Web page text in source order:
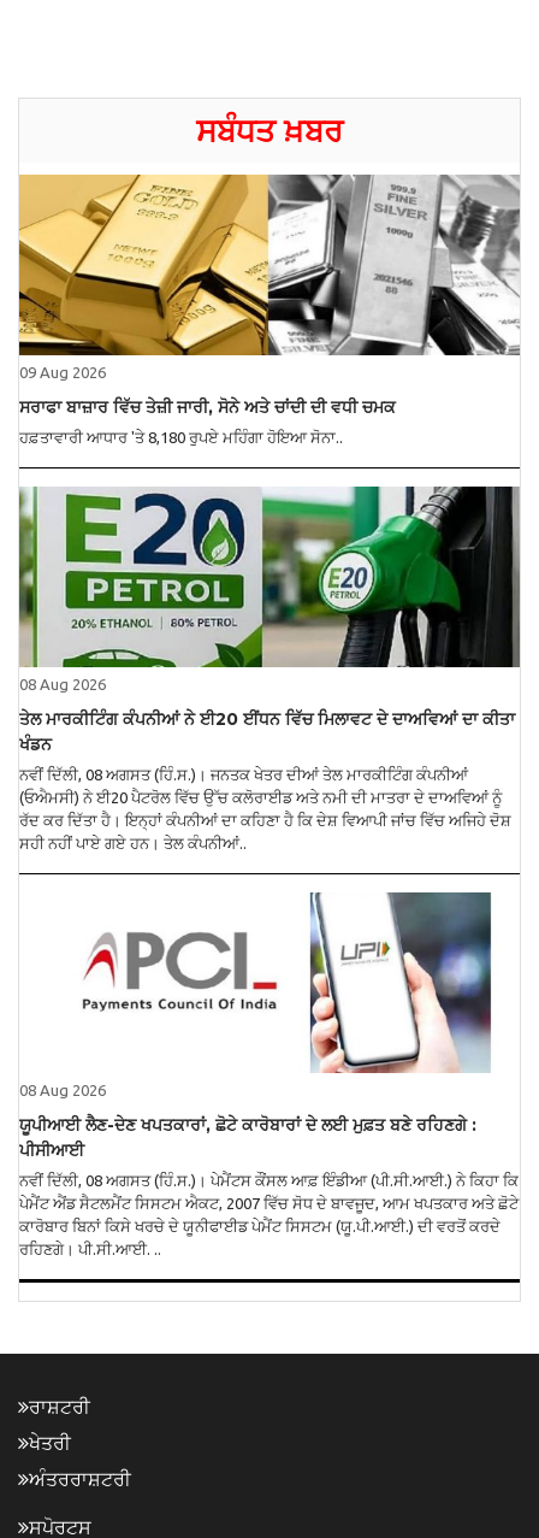
ਸਬੰਧਤ ਖ਼ਬਰ
09 Aug 2026
ਸਰਾਫਾ ਬਾਜ਼ਾਰ ਵਿੱਚ ਤੇਜ਼ੀ ਜਾਰੀ, ਸੋਨੇ ਅਤੇ ਚਾਂਦੀ ਦੀ ਵਧੀ ਚਮਕ
ਹਫ਼ਤਾਵਾਰੀ ਆਧਾਰ 'ਤੇ 8,180 ਰੁਪਏ ਮਹਿੰਗਾ ਹੋਇਆ ਸੋਨਾ..
08 Aug 2026
ਤੇਲ ਮਾਰਕੀਟਿੰਗ ਕੰਪਨੀਆਂ ਨੇ ਈ20 ਈਂਧਨ ਵਿੱਚ ਮਿਲਾਵਟ ਦੇ ਦਾਅਵਿਆਂ ਦਾ ਕੀਤਾ
ਖੰਡਨ
ਨਵੀਂ ਦਿੱਲੀ, 08 ਅਗਸਤ (ਹਿੰ.ਸ.)। ਜਨਤਕ ਖੇਤਰ ਦੀਆਂ ਤੇਲ ਮਾਰਕੀਟਿੰਗ ਕੰਪਨੀਆਂ
(ਓਐਮਸੀ) ਨੇ ਈ20 ਪੈਟਰੋਲ ਵਿੱਚ ਉੱਚ ਕਲੋਰਾਈਡ ਅਤੇ ਨਮੀ ਦੀ ਮਾਤਰਾ ਦੇ ਦਾਅਵਿਆਂ ਨੂੰ
ਰੱਦ ਕਰ ਦਿੱਤਾ ਹੈ। ਇਨ੍ਹਾਂ ਕੰਪਨੀਆਂ ਦਾ ਕਹਿਣਾ ਹੈ ਕਿ ਦੇਸ਼ ਵਿਆਪੀ ਜਾਂਚ ਵਿੱਚ ਅਜਿਹੇ ਦੋਸ਼
ਸਹੀ ਨਹੀਂ ਪਾਏ ਗਏ ਹਨ। ਤੇਲ ਕੰਪਨੀਆਂ..
08 Aug 2026
ਯੂਪੀਆਈ ਲੈਣ-ਦੇਣ ਖਪਤਕਾਰਾਂ, ਛੋਟੇ ਕਾਰੋਬਾਰਾਂ ਦੇ ਲਈ ਮੁਫ਼ਤ ਬਣੇ ਰਹਿਣਗੇ :
ਪੀਸੀਆਈ
ਨਵੀਂ ਦਿੱਲੀ, 08 ਅਗਸਤ (ਹਿੰ.ਸ.)। ਪੇਮੈਂਟਸ ਕੌਂਸਲ ਆਫ਼ ਇੰਡੀਆ (ਪੀ.ਸੀ.ਆਈ.) ਨੇ ਕਿਹਾ ਕਿ
ਪੇਮੈਂਟ ਐਂਡ ਸੈਟਲਮੈਂਟ ਸਿਸਟਮ ਐਕਟ, 2007 ਵਿੱਚ ਸੋਧ ਦੇ ਬਾਵਜੂਦ, ਆਮ ਖਪਤਕਾਰ ਅਤੇ ਛੋਟੇ
ਕਾਰੋਬਾਰ ਬਿਨਾਂ ਕਿਸੇ ਖਰਚੇ ਦੇ ਯੂਨੀਫਾਈਡ ਪੇਮੈਂਟ ਸਿਸਟਮ (ਯੂ.ਪੀ.ਆਈ.) ਦੀ ਵਰਤੋਂ ਕਰਦੇ
ਰਹਿਣਗੇ। ਪੀ.ਸੀ.ਆਈ. ..
ਰਾਸ਼ਟਰੀ
ਖੇਤਰੀ
ਅੰਤਰਰਾਸ਼ਟਰੀ
ਸਪੋਰਟਸ